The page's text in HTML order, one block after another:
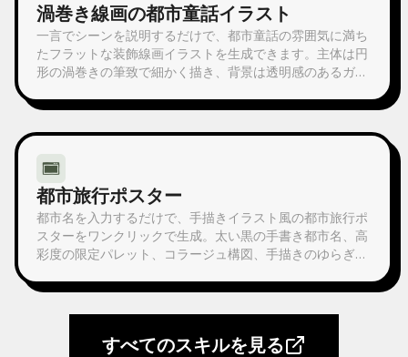
渦巻き線画の都市童話イラスト
一言でシーンを説明するだけで、都市童話の雰囲気に満ち
たフラットな装飾線画イラストを生成できます。主体は円
形の渦巻きの筆致で細かく描き、背景は透明感のあるガッ
吸感を与えます。二焦点構図——建物の暖かな光と孤独な
に極めてフラットです。プレビューで確認してから画像を
生成し、色合いや時間、感情、季節、筆致の密度を自由に
調整できます。イラスト、壁紙、プリントに最適です。
都市旅行ポスター
都市名を入力するだけで、手描きイラスト風の都市旅行ポ
スターをワンクリックで生成。太い黒の手書き都市名、高
彩度の限定パレット、コラージュ構図、手描きのゆらぎ
の象徴的なランドマークと専用配色に自動でマッチしま
すべてのスキルを見る